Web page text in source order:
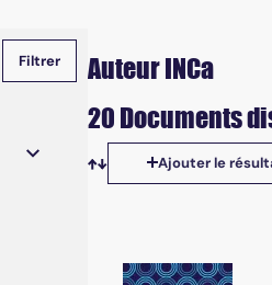
Auteur INCa
20 Documents
Tris disponibles
Ajouter le